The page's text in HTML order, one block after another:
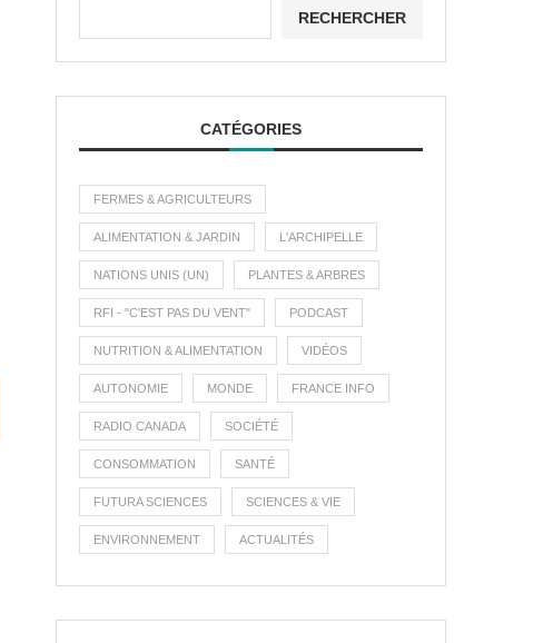
RECHERCHER
CATÉGORIES
FERMES & AGRICULTEURS
ALIMENTATION & JARDIN L'ARCHIPELLE
NATIONS UNIS (UN) PLANTES & ARBRES
RFI - "C'EST PAS DU VENT" PODCAST
NUTRITION & ALIMENTATION VIDÉOS
AUTONOMIE MONDE FRANCE INFO
RADIO CANADA SOCIÉTÉ
CONSOMMATION SANTÉ
FUTURA SCIENCES SCIENCES & VIE
ENVIRONNEMENT ACTUALITÉS